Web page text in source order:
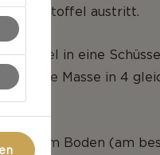
der Kartoffel austritt.
in eine
Die Masse in 4
dickem Boden (am